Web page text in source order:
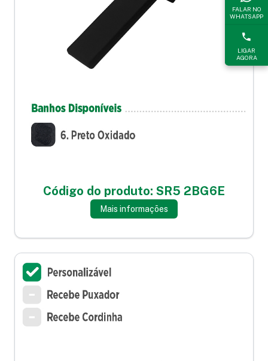
Código do produto: SR5 2BG6E
Mais informações
FALAR NO
WHATSAPP
LIGAR
AGORA